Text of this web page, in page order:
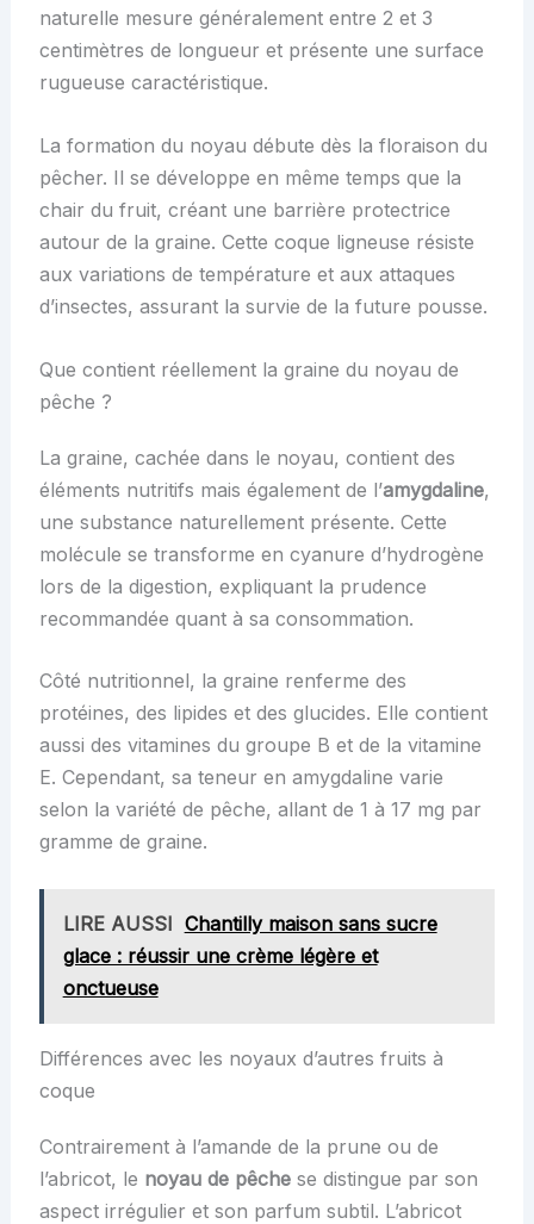
naturelle mesure généralement entre 2 et 3
centimètres de longueur et présente une surface
rugueuse caractéristique.
La formation du noyau débute dès la floraison du
pêcher. Il se développe en même temps que la
chair du fruit, créant une barrière protectrice
autour de la graine. Cette coque ligneuse résiste
aux variations de température et aux attaques
d’insectes, assurant la survie de la future pousse.
Que contient réellement la graine du noyau de
pêche ?
La graine, cachée dans le noyau, contient des
éléments nutritifs mais également de l’amygdaline,
une substance naturellement présente. Cette
molécule se transforme en cyanure d’hydrogène
lors de la digestion, expliquant la prudence
recommandée quant à sa consommation.
Côté nutritionnel, la graine renferme des
protéines, des lipides et des glucides. Elle contient
aussi des vitamines du groupe B et de la vitamine
E. Cependant, sa teneur en amygdaline varie
selon la variété de pêche, allant de 1 à 17 mg par
gramme de graine.
LIRE AUSSI Chantilly maison sans sucre
glace : réussir une crème légère et
onctueuse
Différences avec les noyaux d’autres fruits à
coque
Contrairement à l’amande de la prune ou de
l’abricot, le noyau de pêchese distingue par son
aspect irrégulier et son parfum subtil. L’abricot